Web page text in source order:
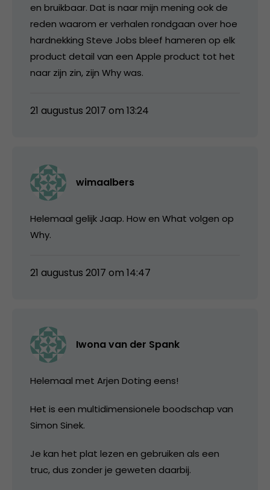
en bruikbaar. Dat is naar mijn mening ook de
reden waarom er verhalen rondgaan over hoe
hardnekking Steve Jobs bleef hameren op elk
product detail van een Apple product tot het
naar zijn zin, zijn Why was.
21 augustus 2017 om 13:24
wimaalbers
Helemaal gelijk Jaap. How en What volgen op
Why.
21 augustus 2017 om 14:47
Iwona van der Spank
Helemaal met Arjen Doting eens!
Het is een multidimensionele boodschap van
Simon Sinek.
Je kan het plat lezen en gebruiken als een
truc, dus zonder je geweten daarbij.